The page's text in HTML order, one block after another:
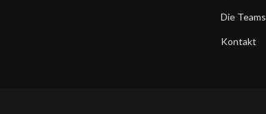
Die Teams
Kontakt